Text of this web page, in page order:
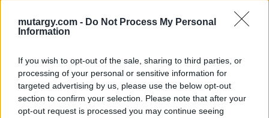
mutargy.com - Do Not Process My Personal
Information
If you wish to opt-out of the sale, sharing to third parties, or
processing of your personal or sensitive information for
targeted advertising by us, please use the below opt-out
section to confirm your selection. Please note that after your
opt-out request is processed you may continue seeing
Aukció adatai
Aukció dátuma: 2022.10.02
Aukció ideje: 16:00
Aukció helye: aukcio.net